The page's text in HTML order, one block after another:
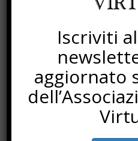
Iscriviti
aggiornato